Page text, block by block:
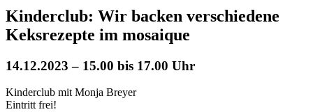
Kinderclub: Wir backen verschiedene
Keksrezepte im mosaique
14.12.2023 – 15.00 bis 17.00 Uhr
Kinderclub mit Monja Breyer
Eintritt frei!